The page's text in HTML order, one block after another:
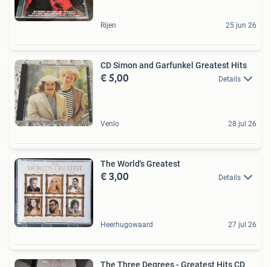
Rijen 25 jun 26
CD Simon and Garfunkel Greatest Hits
€ 5,00 Details
Venlo 28 jul 26
The World's Greatest
€ 3,00 Details
Heerhugowaard 27 jul 26
The Three Degrees - Greatest Hits CD